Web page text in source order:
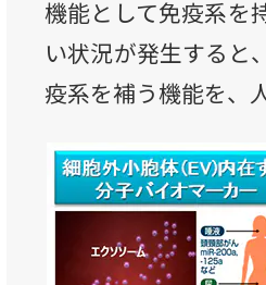
機能として免疫系を
い状況が発生すると
疫系を補う機能を、